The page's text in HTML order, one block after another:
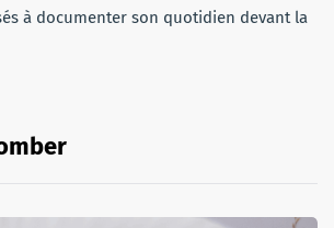
à documenter son quotidien devant la